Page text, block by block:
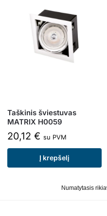
Taškinis šviestuvas
MATRIX H0059
20,12 € su PVM
Į krepšelį